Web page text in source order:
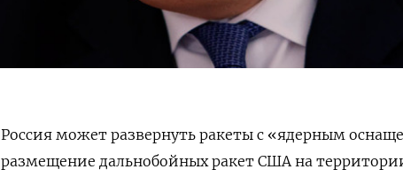
Россия может развернуть ракеты с «ядерным
размещение дальнобойных ракет США на